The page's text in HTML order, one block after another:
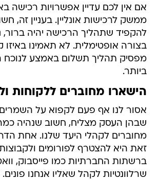
אם אין לכם עדיין אפשרויות רכישה
ממשק לרכישות אונליין. בעניין זה,
להקפיד שתהליך הרכישה יהיה ברור,
בצורה אופטימלית. לא תאמינו באיזו
מפסיק תהליך תשלום באמצע לנוכח
ביותר.
הישארו מחוברים ללקוחות
אסור לנו אף פעם לקפוא על
שבהן העסק מצליח, חשוב שנהיה
מחוברים לקהלי היעד שלנו. אחת
זאת היא להצטרף לפורומים
ברשתות החברתיות כמו פייסבוק,
שרלוונטיות לקהל שאליו אנחנו פונים.